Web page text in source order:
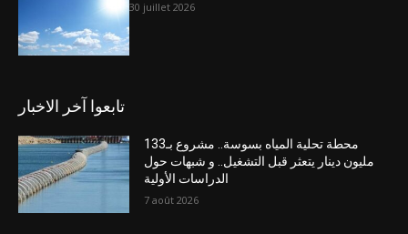
30 juillet 2026
تابعوا آخر الاخبار
محطة تحلية المياه بسوسة.. مشروع بـ133
مليون دينار يتعثر قبل التشغيل.. و شبهات حول
الدراسات الأولية
7 août 2026